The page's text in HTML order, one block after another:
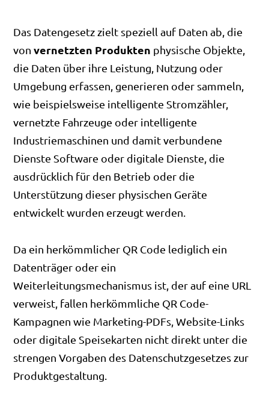
Das Datengesetz zielt speziell auf Daten ab, die
vonvernetzten Produkten physische Objekte,
die Daten über ihre Leistung, Nutzung oder
Umgebung erfassen, generieren oder sammeln,
wie beispielsweise intelligente Stromzähler,
vernetzte Fahrzeuge oder intelligente
Industriemaschinen und damit verbundene
Dienste Software oder digitale Dienste, die
ausdrücklich für den Betrieb oder die
Unterstützung dieser physischen Geräte
entwickelt wurden erzeugt werden.
Da ein herkömmlicher QR Code lediglich ein
Datenträger oder ein
Weiterleitungsmechanismus ist, der auf eine URL
verweist, fallen herkömmliche QR Code-
Kampagnen wie Marketing-PDFs, Website-Links
oder digitale Speisekarten nicht direkt unter die
strengen Vorgaben des Datenschutzgesetzes zur
Produktgestaltung.